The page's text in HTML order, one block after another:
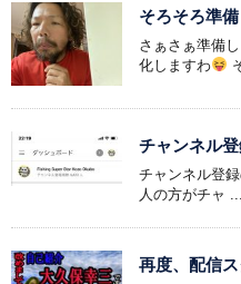
そろそろ準
さぁさぁ準備
化しますわ
チャンネル
チャンネル登
人の方がチャ ...
再度、配信